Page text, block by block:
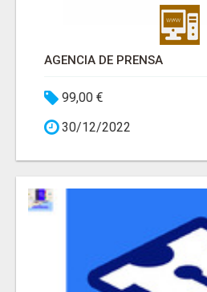
AGENCIA DE PRENSA
99,00 €
30/12/2022